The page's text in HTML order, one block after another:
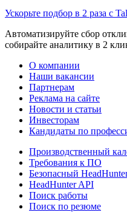
Ускорьте подбор в 2 раза с
Автоматизируйте сбор
собирайте аналитику в 2
О компании
Наши вакансии
Партнерам
Реклама на сайте
Новости и статьи
Инвесторам
Кандидаты по
Производственный
Требования к ПО
Безопасный
HeadHunter API
Поиск работы
Поиск по резюме